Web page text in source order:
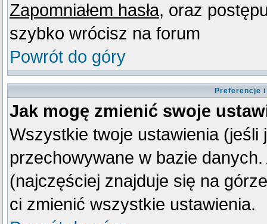
Zapomniałem hasła, oraz
szybko wrócisz na forum
Powrót do góry
Preferencje
Jak mogę zmienić swoje
Wszystkie twoje ustawienia
przechowywane w bazie
(najczęściej znajduje się na
ci zmienić wszystkie ustawienia.